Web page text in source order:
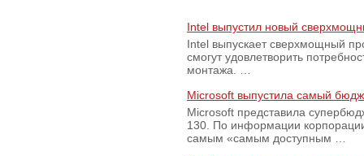
Intel выпустил новый
Intel выпускает сверхмощный
смогут удовлетворить
монтажа. …
Microsoft выпустила самый
Microsoft представила
130. По информации
самым «самым доступным …